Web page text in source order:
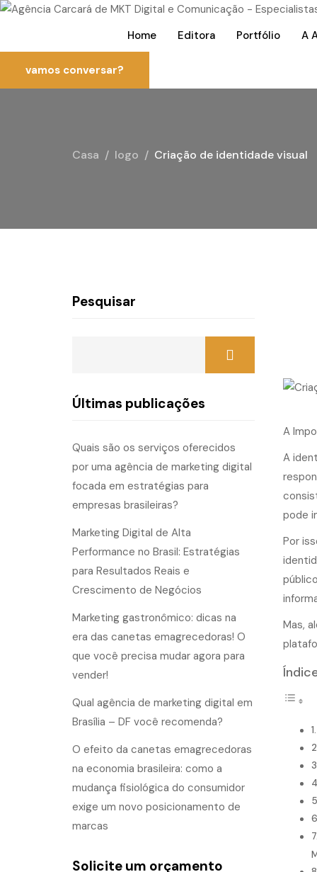
Home Editora Portfólio A
vamos conversar?
Casa logo Criação de identidade visual
A
A
pode
Por
Mas,
Pesquisar
Últimas publicações
Quais são os serviços oferecidos
por uma agência de marketing digital
focada em estratégias para
empresas brasileiras?
Marketing Digital de Alta
Performance no Brasil: Estratégias
para Resultados Reais e
Crescimento de Negócios
Marketing gastronômico: dicas na
era das canetas emagrecedoras! O
que você precisa mudar agora para
vender!
Qual agência de marketing digital em
Brasília – DF você recomenda?
O efeito da canetas emagrecedoras
na economia brasileira: como a
mudança fisiológica do consumidor
exige um novo posicionamento de
marcas
Solicite um orçamento